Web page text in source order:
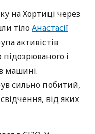
на Хортиці через
тілоАнастасії
активістів
і
машині.
сильно побитий,
від яких